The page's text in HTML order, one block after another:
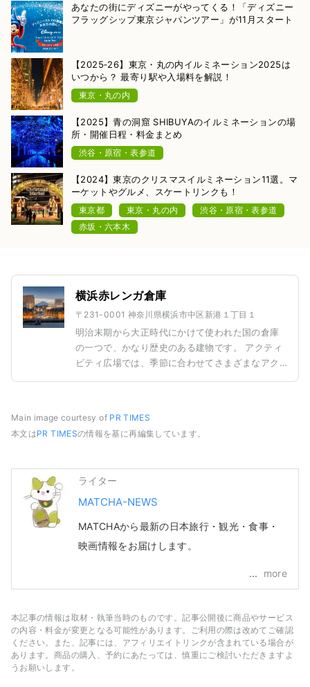
あなたの街にディズニーがやってくる！「ディズニー
フラッグシップ東京ジャパンツアー」が11月スタート
【2025‐26】東京・丸の内イルミネーション2025は
いつから？ 最寄り駅や入場料を解説！
東京・丸の内
【2025】青の洞窟 SHIBUYAのイルミネーションの場
所・開催日程・料金まとめ
渋谷・原宿・表参道
【2024】東京のクリスマスイルミネーション11選。マ
ーケットやグルメ、スケートリンクも！
東京都 東京・丸の内
渋谷・原宿・表参道
赤坂・六本木
横浜赤レンガ倉庫
〒231-0001 神奈川県横浜市中区新港１丁目１
明治末期から大正時代にかけて使われた国の倉庫
の一つで、かなり歴史のある建物です。 アクティ
ビティ広場では、季節に合わせてさまざまなアク
す。 ※カフェの営業時間は店舗により異なりま
す。 ※2Fスペース、 3F ホールの営業時間はイベ
Main image courtesy of PR TIMES
本文はPR TIMESの情報を基に再編集しています。
ライター
MATCHA-NEWS
MATCHAから最新の日本旅行・観光・食事・
映画情報をお届けします。
more
本記事の情報は取材・執筆当時のものです。記事公開後に商品やサービス
の内容・料金が変更となる可能性があります。ご利用の際は改めてご確認
ください。また、記事には、アフィリエイトリンクが含まれている場合が
あります。商品の購入、予約にあたっては、慎重にご検討いただきますよ
うお願いします。